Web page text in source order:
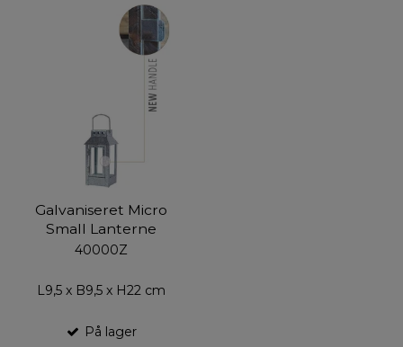
Galvaniseret Micro
Small Lanterne
40000Z
L9,5 x B9,5 x H22 cm
På lager